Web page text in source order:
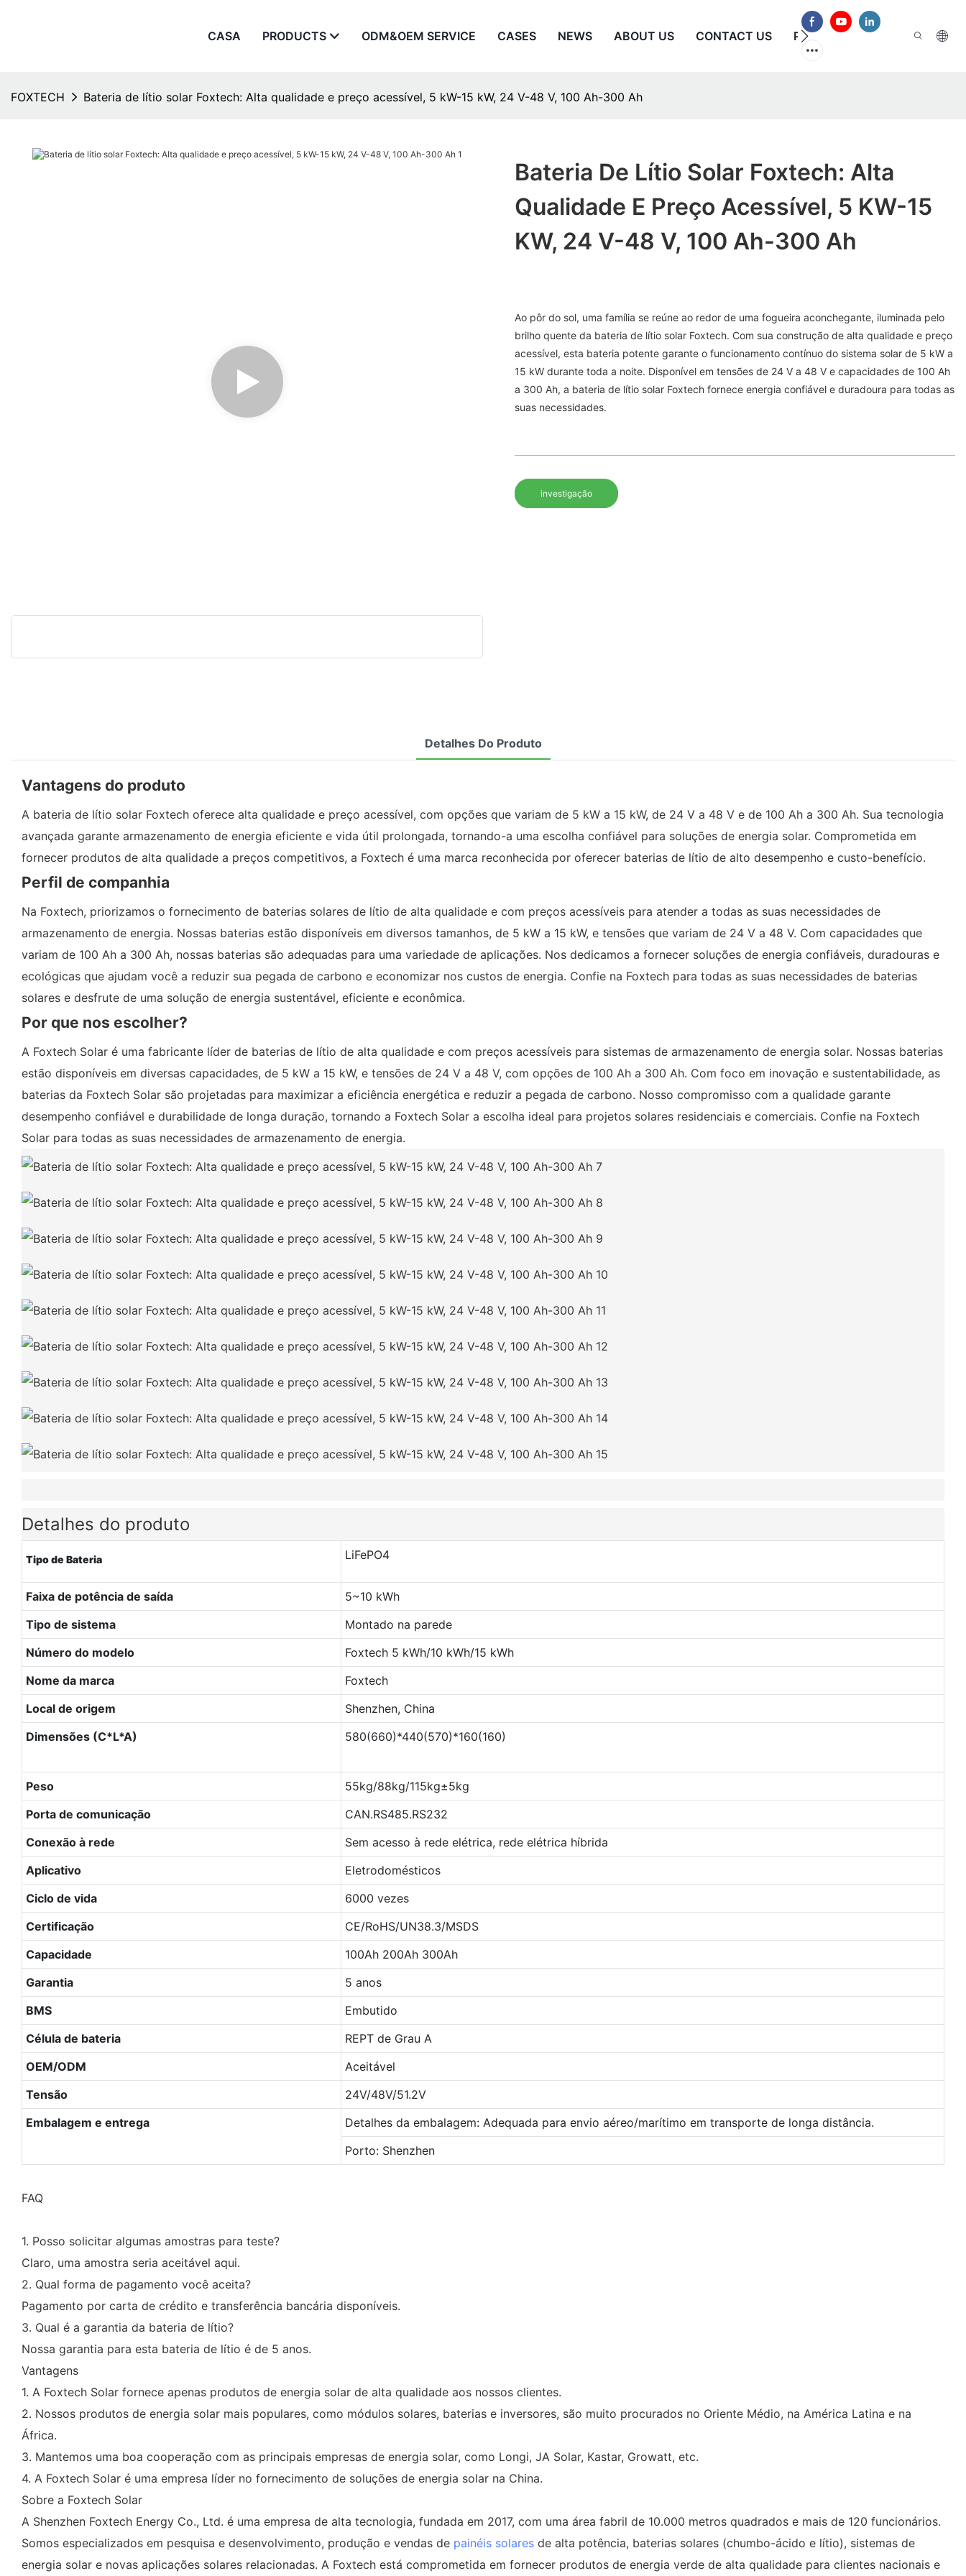
CASA PRODUCTS ODM&OEM SERVICE CASES NEWS ABOUT US CONTACT US PERGUNTAS FREQUENTES
FOXTECH Bateria de lítio solar Foxtech: Alta qualidade e preço acessível, 5 kW-15 kW, 24 V-48 V, 100 Ah-300 Ah
Bateria De Lítio Solar Foxtech: Alta
Qualidade E Preço Acessível, 5 KW-15
KW, 24 V-48 V, 100 Ah-300 Ah
Ao pôr do sol, uma família se reúne ao redor de uma fogueira aconchegante, iluminada pelo
brilho quente da bateria de lítio solar Foxtech. Com sua construção de alta qualidade e preço
acessível, esta bateria potente garante o funcionamento contínuo do sistema solar de 5 kW a
15 kW durante toda a noite. Disponível em tensões de 24 V a 48 V e capacidades de 100 Ah
a 300 Ah, a bateria de lítio solar Foxtech fornece energia confiável e duradoura para todas as
suas necessidades.
investigação
Detalhes Do Produto
Vantagens do produto
A bateria de lítio solar Foxtech oferece alta qualidade e preço acessível, com opções que variam de 5 kW a 15 kW, de 24 V a 48 V e de 100 Ah a 300 Ah. Sua tecnologia
avançada garante armazenamento de energia eficiente e vida útil prolongada, tornando-a uma escolha confiável para soluções de energia solar. Comprometida em
fornecer produtos de alta qualidade a preços competitivos, a Foxtech é uma marca reconhecida por oferecer baterias de lítio de alto desempenho e custo-benefício.
Perfil de companhia
Na Foxtech, priorizamos o fornecimento de baterias solares de lítio de alta qualidade e com preços acessíveis para atender a todas as suas necessidades de
armazenamento de energia. Nossas baterias estão disponíveis em diversos tamanhos, de 5 kW a 15 kW, e tensões que variam de 24 V a 48 V. Com capacidades que
variam de 100 Ah a 300 Ah, nossas baterias são adequadas para uma variedade de aplicações. Nos dedicamos a fornecer soluções de energia confiáveis, duradouras e
ecológicas que ajudam você a reduzir sua pegada de carbono e economizar nos custos de energia. Confie na Foxtech para todas as suas necessidades de baterias
solares e desfrute de uma solução de energia sustentável, eficiente e econômica.
Por que nos escolher?
A Foxtech Solar é uma fabricante líder de baterias de lítio de alta qualidade e com preços acessíveis para sistemas de armazenamento de energia solar. Nossas baterias
estão disponíveis em diversas capacidades, de 5 kW a 15 kW, e tensões de 24 V a 48 V, com opções de 100 Ah a 300 Ah. Com foco em inovação e sustentabilidade, as
baterias da Foxtech Solar são projetadas para maximizar a eficiência energética e reduzir a pegada de carbono. Nosso compromisso com a qualidade garante
desempenho confiável e durabilidade de longa duração, tornando a Foxtech Solar a escolha ideal para projetos solares residenciais e comerciais. Confie na Foxtech
Solar para todas as suas necessidades de armazenamento de energia.
Detalhes do produto
Tipo de Bateria LiFePO4
Faixa de potência de saída
5~10 kWh
Tipo de sistema
Montado na parede
Número do modelo
Foxtech 5 kWh/10 kWh/15 kWh
Nome da marca
Foxtech
Local de origem
Shenzhen, China
Dimensões (C*L*A)
580(660)*440(570)*160(160)
Peso
55kg/88kg/115kg±5kg
Porta de comunicação
CAN.RS485.RS232
Conexão à rede
Sem acesso à rede elétrica, rede elétrica híbrida
Aplicativo
Eletrodomésticos
Ciclo de vida
6000 vezes
Certificação
CE/RoHS/UN38.3/MSDS
Capacidade
100Ah 200Ah 300Ah
Garantia
5 anos
BMS
Embutido
Célula de bateria
REPT de Grau A
OEM/ODM
Aceitável
Tensão
24V/48V/51.2V
Embalagem e entrega
Detalhes da embalagem: Adequada para envio aéreo/marítimo em transporte de longa distância.
Porto: Shenzhen
FAQ
1. Posso solicitar algumas amostras para teste?
Claro, uma amostra seria aceitável aqui.
2. Qual forma de pagamento você aceita?
Pagamento por carta de crédito e transferência bancária disponíveis.
3. Qual é a garantia da bateria de lítio?
Nossa garantia para esta bateria de lítio é de 5 anos.
Vantagens
1. A Foxtech Solar fornece apenas produtos de energia solar de alta qualidade aos nossos clientes.
2. Nossos produtos de energia solar mais populares, como módulos solares, baterias e inversores, são muito procurados no Oriente Médio, na América Latina e na
África.
3. Mantemos uma boa cooperação com as principais empresas de energia solar, como Longi, JA Solar, Kastar, Growatt, etc.
4. A Foxtech Solar é uma empresa líder no fornecimento de soluções de energia solar na China.
Sobre a Foxtech Solar
A Shenzhen Foxtech Energy Co., Ltd. é uma empresa de alta tecnologia, fundada em 2017, com uma área fabril de 10.000 metros quadrados e mais de 120 funcionários.
Somos especializados em pesquisa e desenvolvimento, produção e vendas de painéis solares de alta potência, baterias solares (chumbo-ácido e lítio), sistemas de
energia solar e novas aplicações solares relacionadas. A Foxtech está comprometida em fornecer produtos de energia verde de alta qualidade para clientes nacionais e